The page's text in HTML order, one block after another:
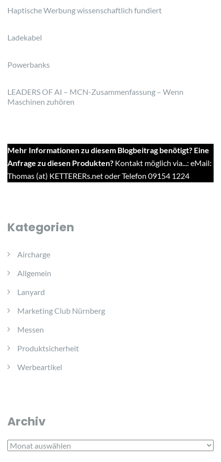
Haptische Werbung wissenschaftlich fundiert
Ladekabel
Powerbanks
LEADERS OF AI – MCN-Zusammenfassung – Wenn
Maschinen zuhören
Mehr Informationen zu diesem Blogbeitrag benötigt? Eine
Anfrage zu diesen Produkten? Kontakt möglich via...: eMail:
Thomas (at) KETTERERs.net oder Telefon 09154 1224
Kategorien
Aircharge
Allgemein
Lanyard
Marketing Club Nürnberg
Messen
Produktsicherheit
Werbeartikel
Archiv
Archiv